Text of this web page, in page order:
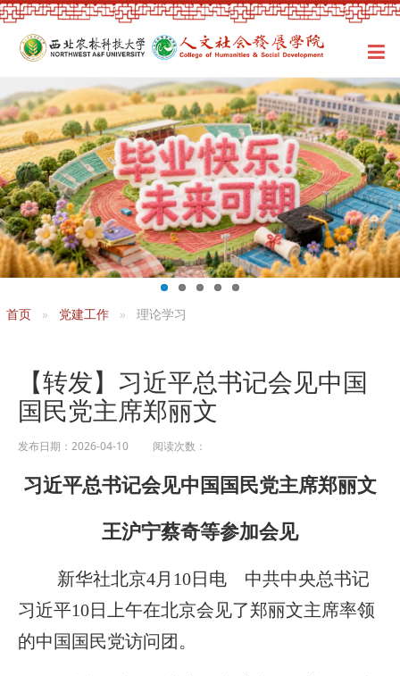
首页 党建工作 理论学习
【转发】习近平总书记会见中国
国民党主席郑丽文
发布日期：2026-04-10 阅读次数：
习近平总书记会见中国国民党主席郑丽文
王沪宁蔡奇等参加会见
新华社北京4月10日电 中共中央总书记
习近平10日上午在北京会见了郑丽文主席率领
的中国国民党访问团。